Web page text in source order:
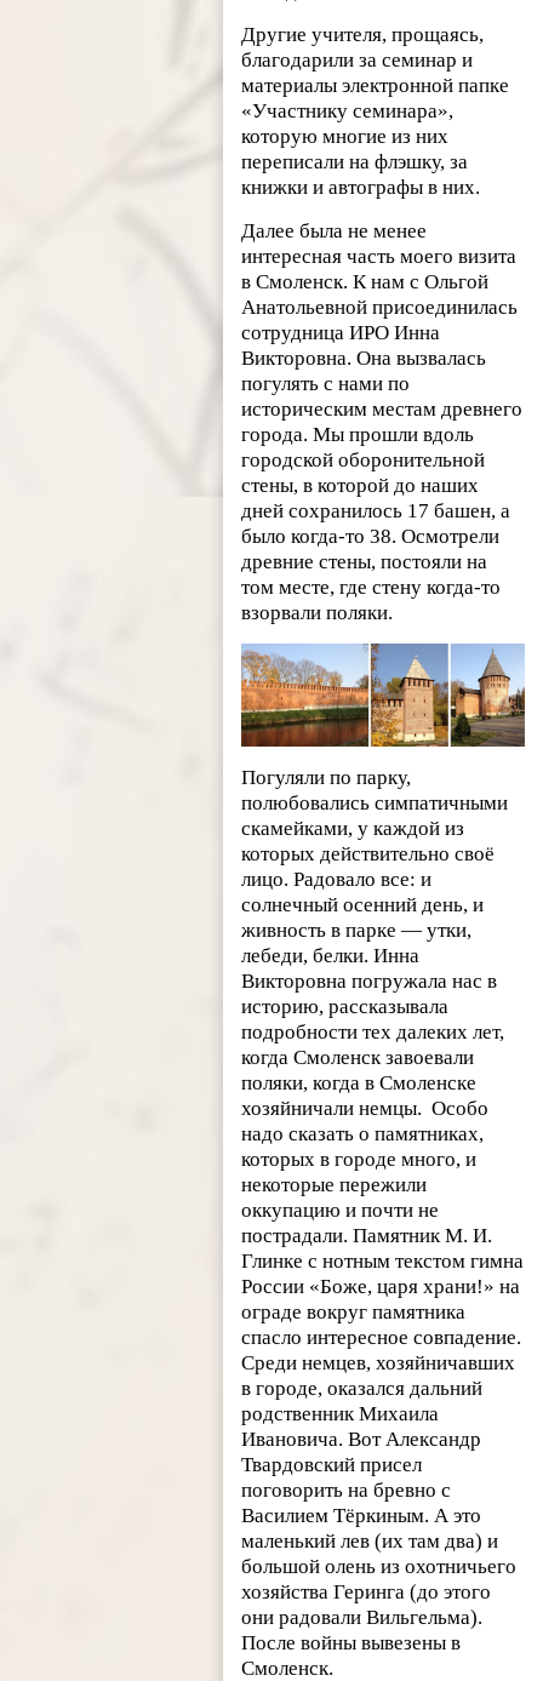
Другие учителя, прощаясь,
благодарили за семинар и
материалы электронной папке
«Участнику семинара»,
которую многие из них
переписали на флэшку, за
книжки и автографы в них.
Далее была не менее
интересная часть моего визита
в Смоленск. К нам с Ольгой
Анатольевной присоединилась
сотрудница ИРО Инна
Викторовна. Она вызвалась
погулять с нами по
историческим местам древнего
города. Мы прошли вдоль
городской оборонительной
стены, в которой до наших
дней сохранилось 17 башен, а
было когда-то 38. Осмотрели
древние стены, постояли на
том месте, где стену когда-то
взорвали поляки.
Погуляли по парку,
полюбовались симпатичными
скамейками, у каждой из
которых действительно своё
лицо. Радовало все: и
солнечный осенний день, и
живность в парке — утки,
лебеди, белки. Инна
Викторовна погружала нас в
историю, рассказывала
подробности тех далеких лет,
когда Смоленск завоевали
поляки, когда в Смоленске
хозяйничали немцы. Особо
надо сказать о памятниках,
которых в городе много, и
некоторые пережили
оккупацию и почти не
пострадали. Памятник М. И.
Глинке с нотным текстом гимна
России «Боже, царя храни!» на
ограде вокруг памятника
спасло интересное совпадение.
Среди немцев, хозяйничавших
в городе, оказался дальний
родственник Михаила
Ивановича. Вот Александр
Твардовский присел
поговорить на бревно с
Василием Тёркиным. А это
маленький лев (их там два) и
большой олень из охотничьего
хозяйства Геринга (до этого
они радовали Вильгельма).
После войны вывезены в
Смоленск.